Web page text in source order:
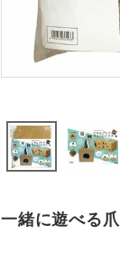
一緒に遊べる